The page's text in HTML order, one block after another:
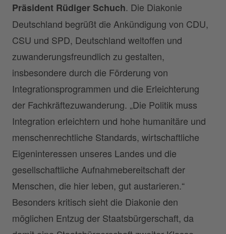
Präsident Rüdiger Schuch. Die Diakonie
Deutschland begrüßt die Ankündigung von CDU,
CSU und SPD, Deutschland weltoffen und
zuwanderungsfreundlich zu gestalten,
insbesondere durch die Förderung von
Integrationsprogrammen und die Erleichterung
der Fachkräftezuwanderung. „Die Politik muss
Integration erleichtern und hohe humanitäre und
menschenrechtliche Standards, wirtschaftliche
Eigeninteressen unseres Landes und die
gesellschaftliche Aufnahmebereitschaft der
Menschen, die hier leben, gut austarieren.“
Besonders kritisch sieht die Diakonie den
möglichen Entzug der Staatsbürgerschaft, da